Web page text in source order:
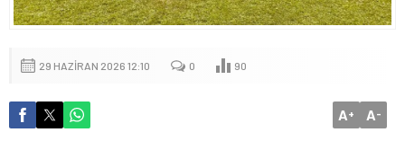
29 HAZIRAN 2026 12:10 0 90
A+ A-